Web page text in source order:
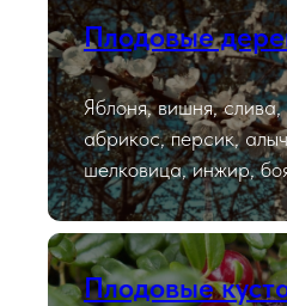
Плодовые
Яблоня, вишня,
абрикос, персик,
шелковица, инжир,
Плодовые